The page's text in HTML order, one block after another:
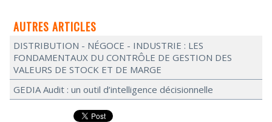
AUTRES ARTICLES
DISTRIBUTION - NÉGOCE - INDUSTRIE : LES
FONDAMENTAUX DU CONTRÔLE DE GESTION DES
VALEURS DE STOCK ET DE MARGE
GEDIA Audit : un outil d’intelligence décisionnelle